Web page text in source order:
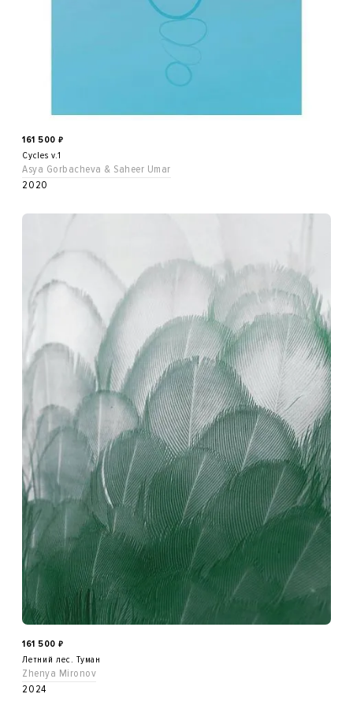
161 500 ₽
Cycles v.1
Asya Gorbacheva & Saheer Umar
2020
161 500 ₽
Летний лес. Туман
Zhenya Mironov
2024